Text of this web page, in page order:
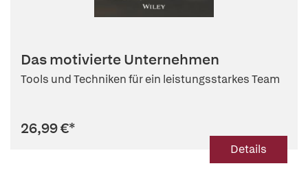
Das motivierte Unternehmen
Tools und Techniken für ein leistungsstarkes Team
26,99 €*
Details